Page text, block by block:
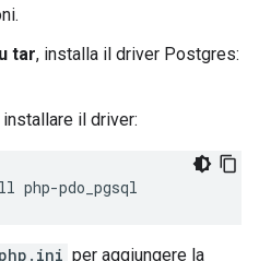
tar, installa il driver Postgres:
il driver:
php-pdo_pgsql
per aggiungere la